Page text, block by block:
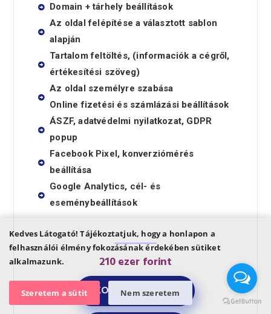
Domain + tárhely beállítások
Az oldal felépítése a választott sablon
alapján
Tartalom feltöltés, (informaciók a cégről,
értékesítési szöveg)
Az oldal személyre szabása
Online fizetési és számlázási beállítások
ÁSZF, adatvédelmi nyilatkozat, GDPR
popup
Facebook Pixel, konverziómérés
beállítása
Google Analytics, cél- és
eseménybeállítások
210 ezer forint
KOSÁRBA TESZEM
Kedves Látogató! Tájékoztatjuk, hogy a honlapon a
felhasználói élmény fokozásának érdekében sütiket
alkalmazunk.
Szeretem a sütit Nem szeretem